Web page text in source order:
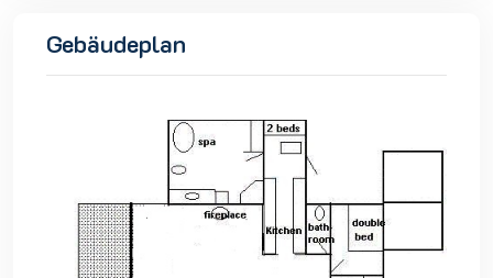
Gebäudeplan